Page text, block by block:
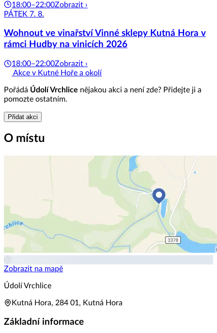
18:00–22:00Zobrazit ›
PÁTEK 7. 8.
Wohnout ve vinařství Vinné sklepy Kutná Hora v
rámci Hudby na vinicích 2026
18:00–22:00Zobrazit ›
Akce v Kutné Hoře a okolí
Pořádá Údolí Vrchlice nějakou akci a není zde? Přidejte ji a
pomozte ostatním.
Přidat akci
O místu
Zobrazit na mapě
Údolí Vrchlice
Kutná Hora, 284 01, Kutná Hora
Základní informace